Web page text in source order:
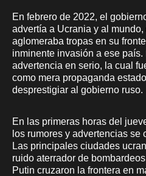
En febrero de 2022, el
advertía a Ucrania y al
aglomeraba tropas en su
inminente invasión a ese país.
advertencia en serio, la cual
como mera propaganda
desprestigiar al gobierno ruso.
En las primeras horas del
los rumores y advertencias se
Las principales ciudades
ruido aterrador de
Putin cruzaron la frontera en